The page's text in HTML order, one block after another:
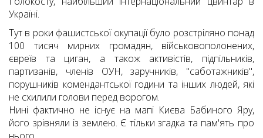
Україні.
Тут в роки фашистської окупації було розстріляно понад
100 тисяч мирних громадян, військовополонених,
євреїв та циган, а також активістів, підпільників,
партизанів, членів ОУН, заручників, "саботажників",
порушників комендантської години та інших людей, які
не схилили голови перед ворогом.
Нині фактично не існує на мапі Києва Бабиного Яру,
його зрівняли із землею. Є тільки згадка та пам'ять про